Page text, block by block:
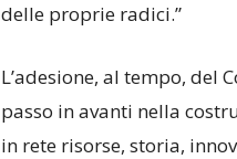
delle proprie radici.”
L’adesione, al tempo, del
passo in avanti nella
in rete risorse, storia,